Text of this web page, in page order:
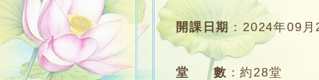
開課日期：2024年09月
堂 數 ：約28堂